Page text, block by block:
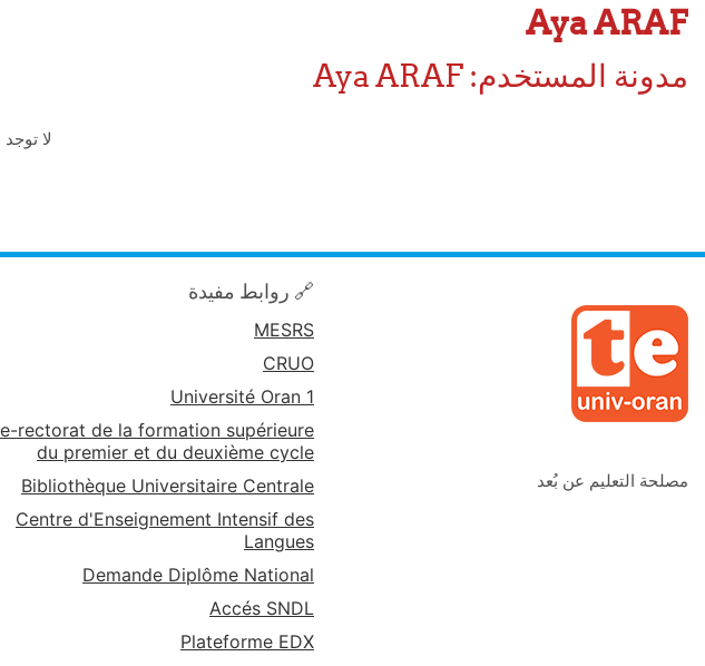
Aya ARAF
مدونة المستخدم: Aya ARAF
لا
مصلحة التعليم عن بُعد
🔗 روابط مفيدة
MESRS
CRUO
Université Oran 1
rectorat de la formation supérieure
du premier et du deuxième cycle
Bibliothèque Universitaire Centrale
Centre d'Enseignement Intensif des
Langues
Demande Diplôme National
Accés SNDL
Plateforme EDX